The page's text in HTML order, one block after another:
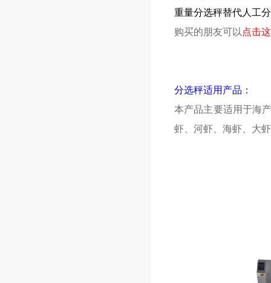
重量分选秤替代人工
购买的朋友可以 点击
分选秤适用产品：
本产品主要适用于海
虾、河虾、海虾、大